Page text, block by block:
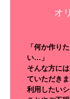
オ
「何か作り
い…」
そんな方に
ていただきま
利用したい